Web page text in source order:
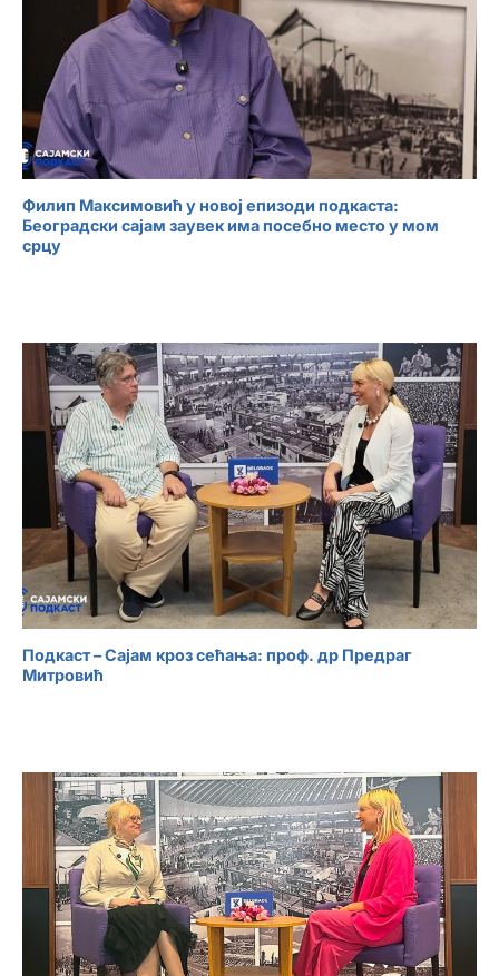
Филип Максимовић у новој епизоди подкаста:
Београдски сајам заувек има посебно место у мом
срцу
Подкаст – Сајам кроз сећања: проф. др Предраг
Митровић